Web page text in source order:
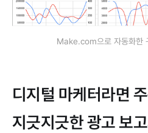
Make.com으로 자동화한
디지털 마케터라면
지긋지긋한 광고 보